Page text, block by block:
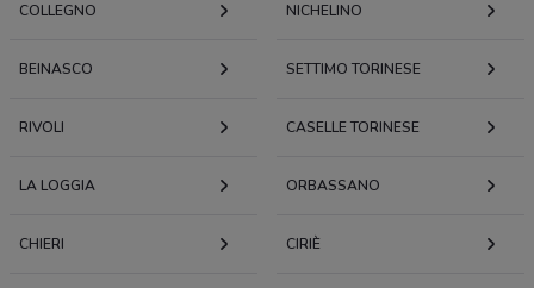
COLLEGNO NICHELINO
BEINASCO SETTIMO TORINESE
RIVOLI CASELLE TORINESE
LA LOGGIA ORBASSANO
CHIERI CIRIÈ